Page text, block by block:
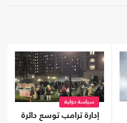
سياسة دولية
إدارة ترامب توسع دائرة